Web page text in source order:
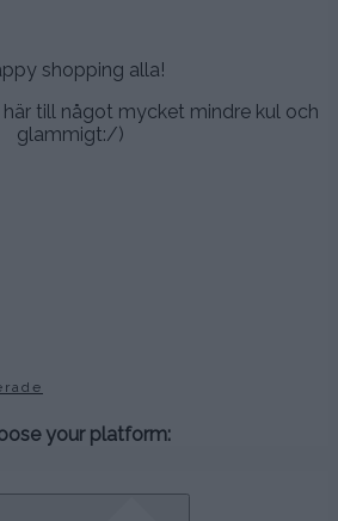
shopping alla!
här till något mycket mindre kul och
glammigt:/)
your platform: